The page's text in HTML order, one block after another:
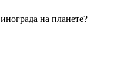
на планете?